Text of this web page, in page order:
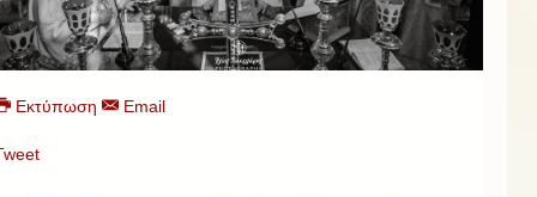
Εκτύπωση Email